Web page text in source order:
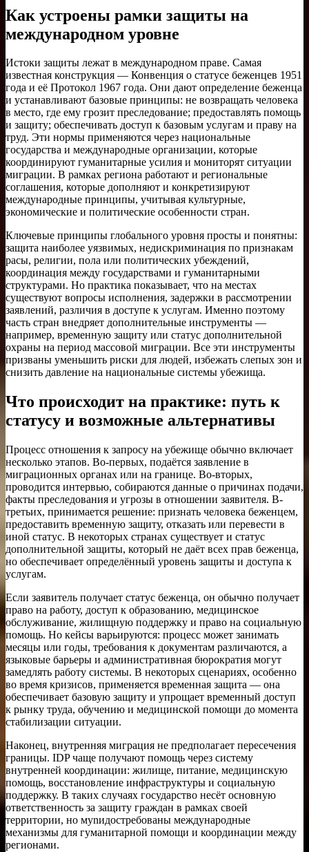
Как устроены рамки защиты на
международном уровне
Истоки защиты лежат в международном праве. Самая
известная конструкция — Конвенция о статусе беженцев 1951
года и её Протокол 1967 года. Они дают определение беженца
и устанавливают базовые принципы: не возвращать человека
в место, где ему грозит преследование; предоставлять помощь
и защиту; обеспечивать доступ к базовым услугам и праву на
труд. Эти нормы применяются через национальные
государства и международные организации, которые
координируют гуманитарные усилия и мониторят ситуации
миграции. В рамках региона работают и региональные
соглашения, которые дополняют и конкретизируют
международные принципы, учитывая культурные,
экономические и политические особенности стран.
Ключевые принципы глобального уровня просты и понятны:
защита наиболее уязвимых, недискриминация по признакам
расы, религии, пола или политических убеждений,
координация между государствами и гуманитарными
структурами. Но практика показывает, что на местах
существуют вопросы исполнения, задержки в рассмотрении
заявлений, различия в доступе к услугам. Именно поэтому
часть стран внедряет дополнительные инструменты —
например, временную защиту или статус дополнительной
охраны на период массовой миграции. Все эти инструменты
призваны уменьшить риски для людей, избежать слепых зон и
снизить давление на национальные системы убежища.
Что происходит на практике: путь к
статусу и возможные альтернативы
Процесс отношения к запросу на убежище обычно включает
несколько этапов. Во-первых, подаётся заявление в
миграционных органах или на границе. Во-вторых,
проводится интервью, собираются данные о причинах подачи,
факты преследования и угрозы в отношении заявителя. В-
третьих, принимается решение: признать человека беженцем,
предоставить временную защиту, отказать или перевести в
иной статус. В некоторых странах существует и статус
дополнительной защиты, который не даёт всех прав беженца,
но обеспечивает определённый уровень защиты и доступа к
услугам.
Если заявитель получает статус беженца, он обычно получает
право на работу, доступ к образованию, медицинское
обслуживание, жилищную поддержку и право на социальную
помощь. Но кейсы варьируются: процесс может занимать
месяцы или годы, требования к документам различаются, а
языковые барьеры и административная бюрократия могут
замедлять работу системы. В некоторых сценариях, особенно
во время кризисов, применяется временная защита — она
обеспечивает базовую защиту и упрощает временный доступ
к рынку труда, обучению и медицинской помощи до момента
стабилизации ситуации.
Наконец, внутренняя миграция не предполагает пересечения
границы. IDP чаще получают помощь через систему
внутренней координации: жилище, питание, медицинскую
помощь, восстановление инфраструктуры и социальную
поддержку. В таких случаях государство несёт основную
ответственность за защиту граждан в рамках своей
территории, но мynидостребованы международные
механизмы для гуманитарной помощи и координации между
регионами.